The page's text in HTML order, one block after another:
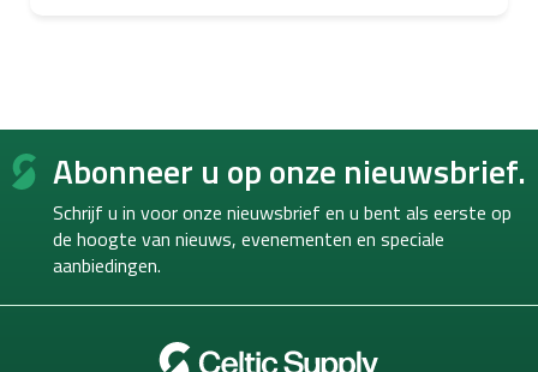
F
Abonneer u op onze nieuwsbrief.
Schrijf u in voor onze nieuwsbrief en u bent als eerste op
de hoogte van nieuws, evenementen en speciale
aanbiedingen.